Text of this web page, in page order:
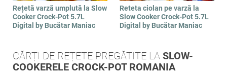
Rețetă varză umplută la Slow
Cooker Crock-Pot 5.7L
Digital by Bucătar Maniac
Reteta ciolan pe varză la
Slow Cooker Crock-Pot 5.7L
Digital by Bucătar Maniac
CĂRȚI DE REȚETE PREGĂTITE LASLOW-
COOKERELE CROCK-POT ROMANIA